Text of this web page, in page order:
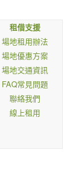
租借支援
場地租用辦法
場地優惠方案
場地交通資訊
FAQ常見問題
聯絡我們
線上租用